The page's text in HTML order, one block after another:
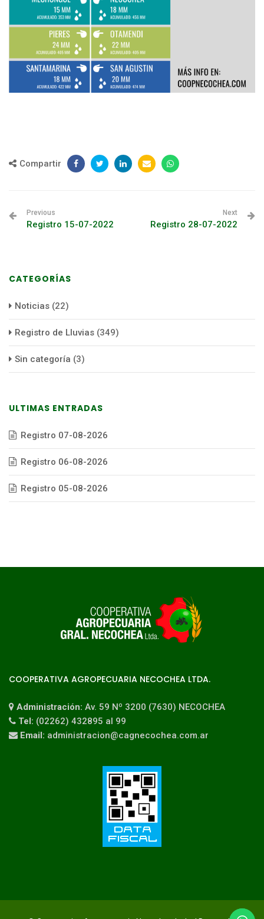
Compartir
Previous
Registro 15-07-2022
Next
Registro 28-07-2022
CATEGORÍAS
Noticias (22)
Registro de Lluvias (349)
Sin categoría (3)
ULTIMAS ENTRADAS
Registro 07-08-2026
Registro 06-08-2026
Registro 05-08-2026
COOPERATIVA AGROPECUARIA NECOCHEA LTDA.
Administración: Av. 59 Nº 3200 (7630) NECOCHEA
Tel: (02262) 432895 al 99
Email: administracion@cagnecochea.com.ar